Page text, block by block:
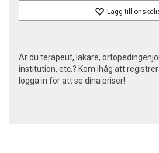
Lägg till
Är du terapeut, läkare,
institution, etc.? Kom ihåg att
logga in för att se dina priser!